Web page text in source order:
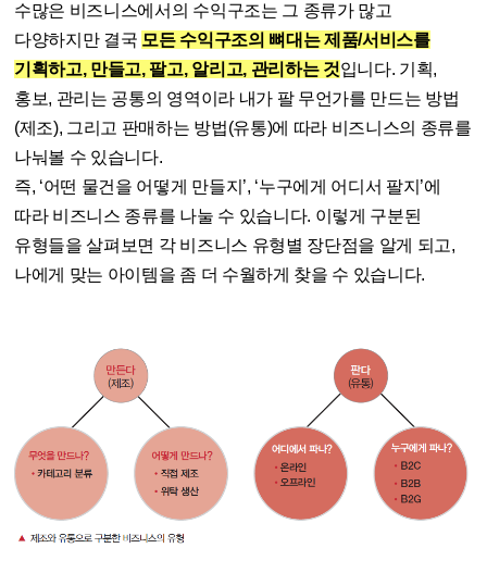
수많은 비즈니스에서의 수익구조는 그 종류가 많고
다양하지만 결국 모든 수익구조의 뼈대는 제품/서비스를
기획하고, 만들고, 팔고, 알리고, 관리하는 것입니다. 기획,
홍보, 관리는 공통의 영역이라 내가 팔 무언가를 만드는 방법
(제조), 그리고 판매하는 방법(유통)에 따라 비즈니스의 종류를
나눠볼 수 있습니다.
즉, ‘어떤 물건을 어떻게 만들지’, ‘누구에게 어디서 팔지’에
따라 비즈니스 종류를 나눌 수 있습니다. 이렇게 구분된
유형들을 살펴보면 각 비즈니스 유형별 장단점을 알게 되고,
나에게 맞는 아이템을 좀 더 수월하게 찾을 수 있습니다.